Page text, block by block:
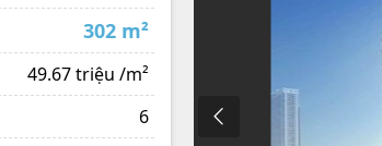
302 m²
49.67 triệu /m²
6